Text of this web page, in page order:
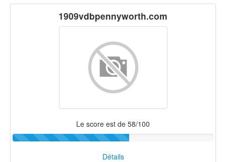
1909vdbpennyworth.com
Le score est de 58/100
Détails